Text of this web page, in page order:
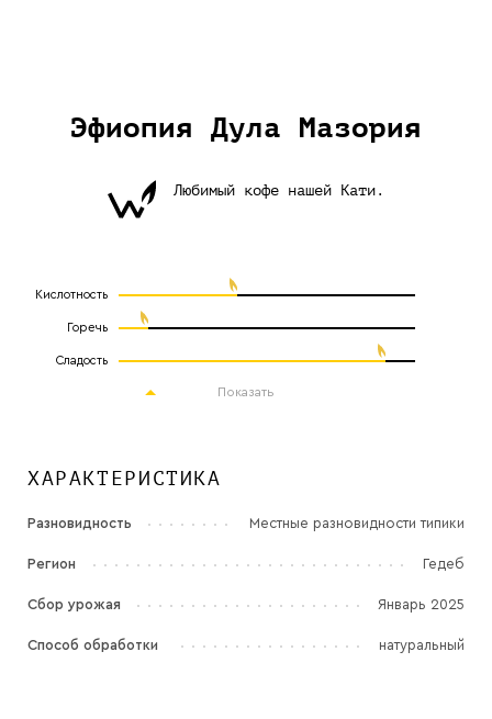
ХАРАКТЕРИСТИКА
Разновидность Местные разновидности типики
Регион Гедеб
Сбор урожая Январь 2025
Способ обработки натуральный
Эфиопия Дула Мазория
Любимый кофе нашей Кати.
Кислотность
Горечь
Сладость
Показать